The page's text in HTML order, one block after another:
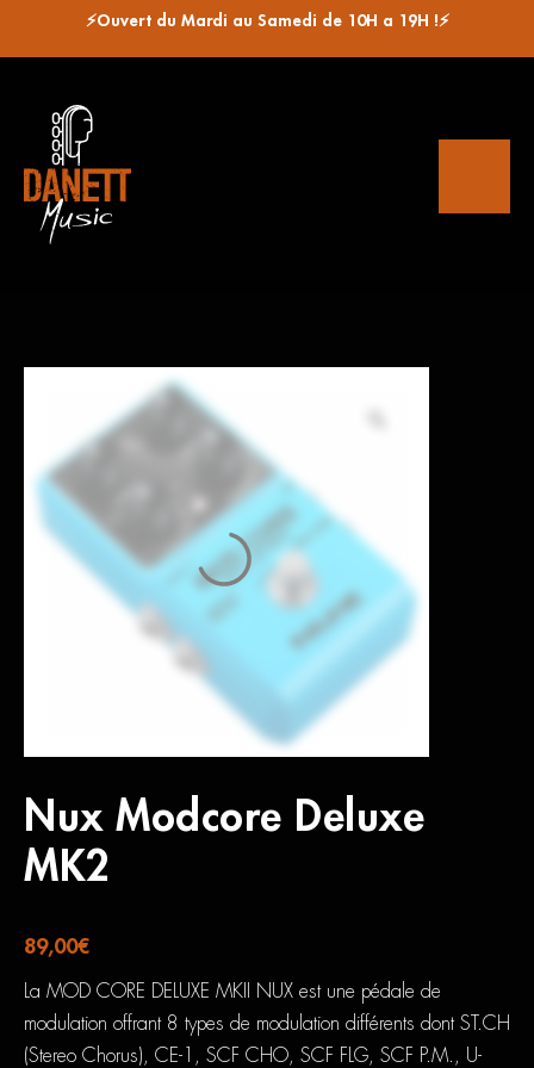
⚡Ouvert du Mardi au Samedi de 10H a 19H !⚡
Nux Modcore Deluxe
MK2
89,00€
La MOD CORE DELUXE MKII NUX est une pédale de
modulation offrant 8 types de modulation différents dont ST.CH
(Stereo Chorus), CE-1, SCF CHO, SCF FLG, SCF P.M., U-